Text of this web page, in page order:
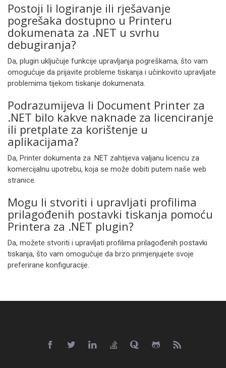
Postoji li logiranje ili rješavanje
pogrešaka dostupno u Printeru
dokumenata za .NET u svrhu
debugiranja?
Da, plugin uključuje funkcije upravljanja pogreškama, što vam
omogućuje da prijavite probleme tiskanja i učinkovito upravljate
problemima tijekom tiskanje dokumenata.
Podrazumijeva li Document Printer za
.NET bilo kakve naknade za licenciranje
ili pretplate za korištenje u
aplikacijama?
Da, Printer dokumenta za .NET zahtijeva valjanu licencu za
komercijalnu upotrebu, koja se može dobiti putem naše web
stranice.
Mogu li stvoriti i upravljati profilima
prilagođenih postavki tiskanja pomoću
Printera za .NET plugin?
Da, možete stvoriti i upravljati profilima prilagođenih postavki
tiskanja, što vam omogućuje da brzo primjenjujete svoje
preferirane konfiguracije.